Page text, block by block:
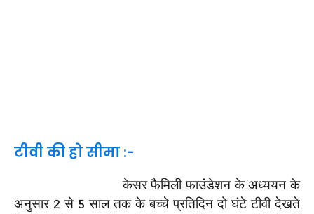
टीवी की हो सीमा :-
केसर फैमिली फाउंडेशन के अध्ययन के
अनुसार 2 से 5 साल तक के बच्चे प्रतिदिन दो घंटे टीवी देखते